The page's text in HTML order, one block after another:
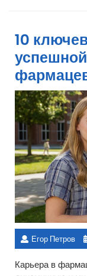
10
Егор Петров
Карьера в